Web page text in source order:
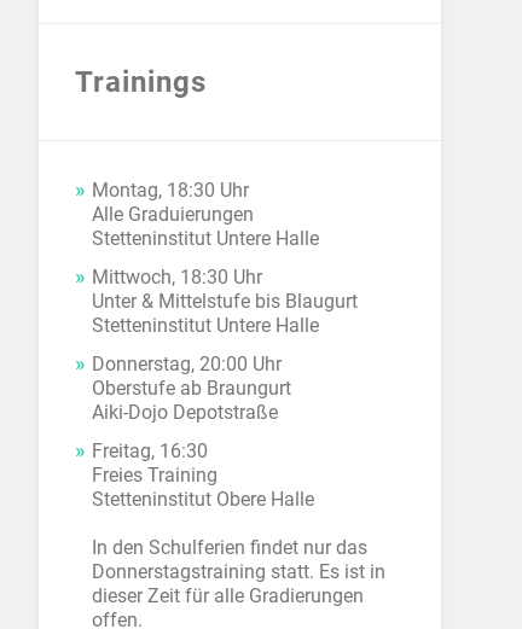
Trainings
Montag, 18:30 Uhr
Alle Graduierungen
Stetteninstitut Untere Halle
Mittwoch, 18:30 Uhr
Unter & Mittelstufe bis Blaugurt
Stetteninstitut Untere Halle
Donnerstag, 20:00 Uhr
Oberstufe ab Braungurt
Aiki-Dojo Depotstraße
Freitag, 16:30
Freies Training
Stetteninstitut Obere Halle
In den Schulferien findet nur das
Donnerstagstraining statt. Es ist in
dieser Zeit für alle Gradierungen
offen.